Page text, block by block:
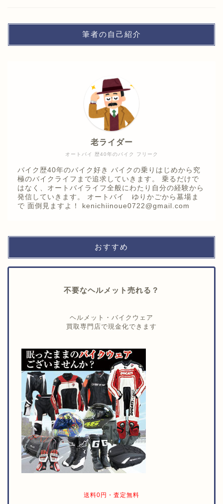
筆者の自己紹介
オートバイ 歴40年のバイク フリーク
老ライダー
バイク歴40年のバイク好き バイクの乗りはじめから究
極のバイクライフまで追求していきます。 乗るだけで
はなく、オートバイライフ全般にわたり自分の経験から
発信していきます。 オートバイ ゆりかごから墓場ま
で 面倒見ますよ！ kenichiinoue0722@gmail.com
おすすめ
不要なヘルメット売れる？
ヘルメット・バイクウェア
買取専門店で現金化できます
送料0円・査定無料